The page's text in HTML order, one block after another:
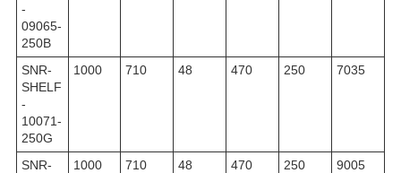
-
09065-
250B
SNR-
SHELF
-
10071-
250G
1000 710 48 470 250 7035
SNR-
1000 710 48 470 250 9005